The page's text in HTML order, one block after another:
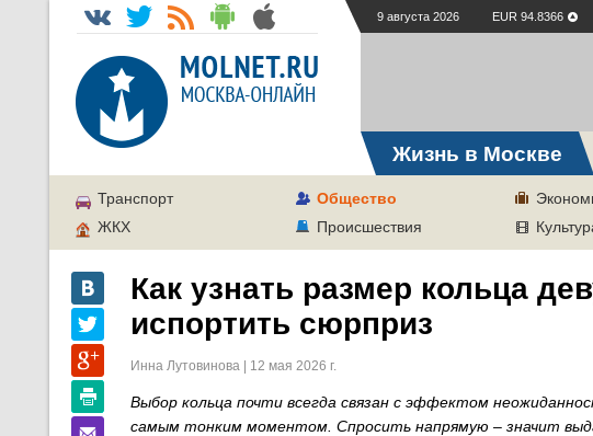
9 августа 2026 EUR 94.8366
Жизнь в Москве
Транспорт Общество
ЖКХ
Происшествия
Как узнать размер кольца
испортить сюрприз
Инна Лутовинова | 12 мая 2026 г.
​​Выбор кольца почти всегда связан с эффектом
самым тонким моментом. Спросить напрямую – значит